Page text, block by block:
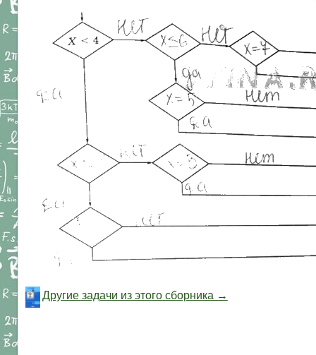
Другие задачи из этого сборника →